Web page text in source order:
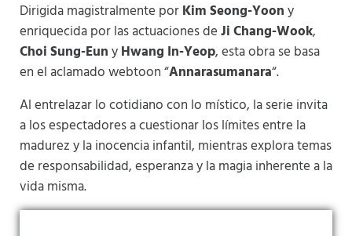
Dirigida magistralmente porKim Seong-Yoony
enriquecida por las actuaciones deJi Chang-Wook,
Choi Sung-EunyHwang In-Yeop, esta obra se basa
en el aclamado webtoon “Annarasumanara“.
Al entrelazar lo cotidiano con lo místico, la serie invita
a los espectadores a cuestionar los límites entre la
madurez y la inocencia infantil, mientras explora temas
de responsabilidad, esperanza y la magia inherente a la
vida misma.